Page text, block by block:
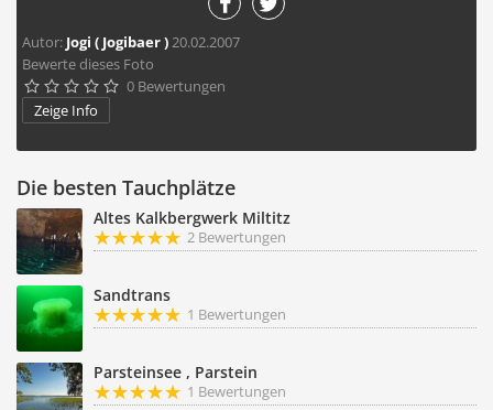
Autor: Jogi ( Jogibaer )20.02.2007
Bewerte dieses Foto
     0 Bewertungen
Zeige Info
Die besten Tauchplätze
Altes Kalkbergwerk Miltitz
2 Bewertungen
Sandtrans
1 Bewertungen
Parsteinsee , Parstein
1 Bewertungen